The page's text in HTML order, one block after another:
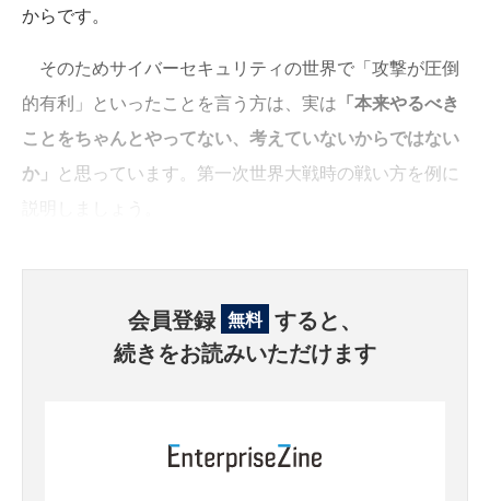
からです。
そのためサイバーセキュリティの世界で「攻撃が圧倒
的有利」といったことを言う方は、実は 「本来やるべき
ことをちゃんとやってない、考えていないからではない
か」 と思っています。第一次世界大戦時の戦い方を例に
会員登録 無料 すると、
続きをお読みいただけます